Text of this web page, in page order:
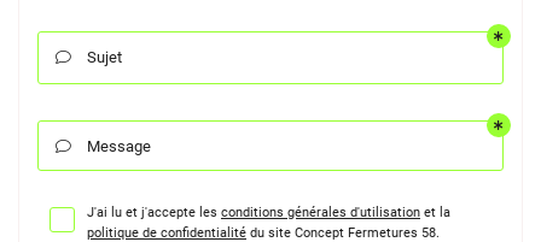
 Sujet
 Message
J'ai lu et j'accepte les conditions générales d'utilisation et la
politique de confidentialité du site Concept Fermetures 58.